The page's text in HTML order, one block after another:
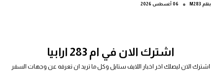
بقلم M283
● 06 أغسطس 2026
اشترك الان في ام 283 ارابيا
اشترك الان ليصلك اخر اخبار اللايف ستايل وكل ما تريد ان تعرفه عن وجهات السفر